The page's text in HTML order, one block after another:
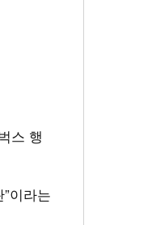
스 행
이라는